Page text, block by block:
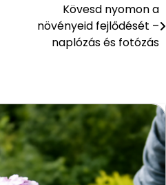
Kövesd nyomon a
növényeid fejlődését –
naplózás és fotózás